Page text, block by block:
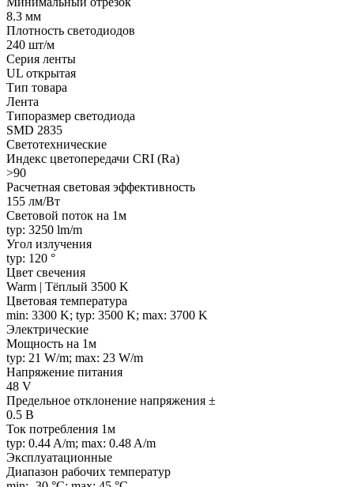
8.3 мм
Плотность светодиодов
240 шт/м
Серия ленты
UL открытая
Тип товара
Лента
Типоразмер светодиода
SMD 2835
Светотехнические
Индекс цветопередачи CRI (Ra)
>90
Расчетная световая эффективность
155 лм/Вт
Световой поток на 1м
typ: 3250 lm/m
Угол излучения
typ: 120 °
Цвет свечения
Warm | Тёплый 3500 K
Цветовая температура
min: 3300 K; typ: 3500 K; max: 3700 K
Электрические
Мощность на 1м
typ: 21 W/m; max: 23 W/m
Напряжение питания
48 V
Предельное отклонение напряжения ±
0.5 В
Ток потребления 1м
typ: 0.44 A/m; max: 0.48 A/m
Эксплуатационные
Диапазон рабочих температур